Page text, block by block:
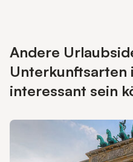
Andere
Unterkunftsarten
interessant sein